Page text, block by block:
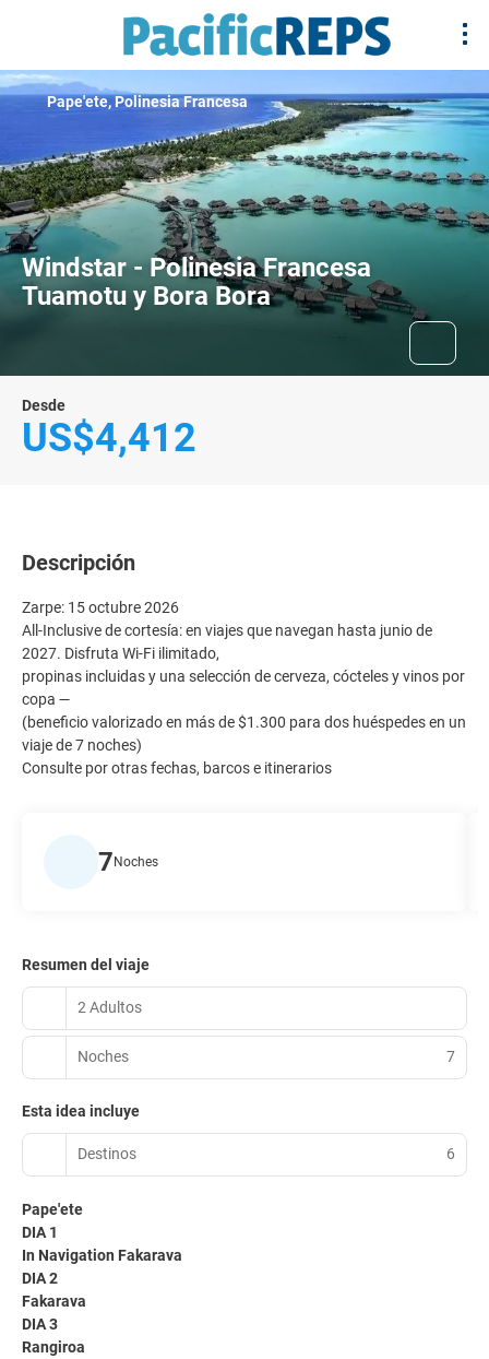
Windstar - Polinesia Francesa
Tuamotu y Bora Bora
Pape'ete, Polinesia Francesa
Desde
US$4,412
Descripción
Zarpe: 15 octubre 2026
All-Inclusive de cortesía: en viajes que navegan hasta junio de
2027. Disfruta Wi-Fi ilimitado,
propinas incluidas y una selección de cerveza, cócteles y vinos por
copa —
(beneficio valorizado en más de $1.300 para dos huéspedes en un
viaje de 7 noches)
Consulte por otras fechas, barcos e itinerarios
7Noches
Resumen del viaje
2 Adultos
Noches 7
Esta idea incluye
Destinos 6
Pape'ete
DIA 1
In Navigation Fakarava
DIA 2
Fakarava
DIA 3
Rangiroa